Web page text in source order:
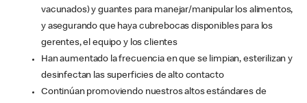
vacunados) y guantes para manejar/manipular los alimentos,
y asegurando que haya cubrebocas disponibles para los
gerentes, el equipo y los clientes
Han aumentado la frecuencia en que se limpian, esterilizan y
desinfectan las superficies de alto contacto
Continúan promoviendo nuestros altos estándares de